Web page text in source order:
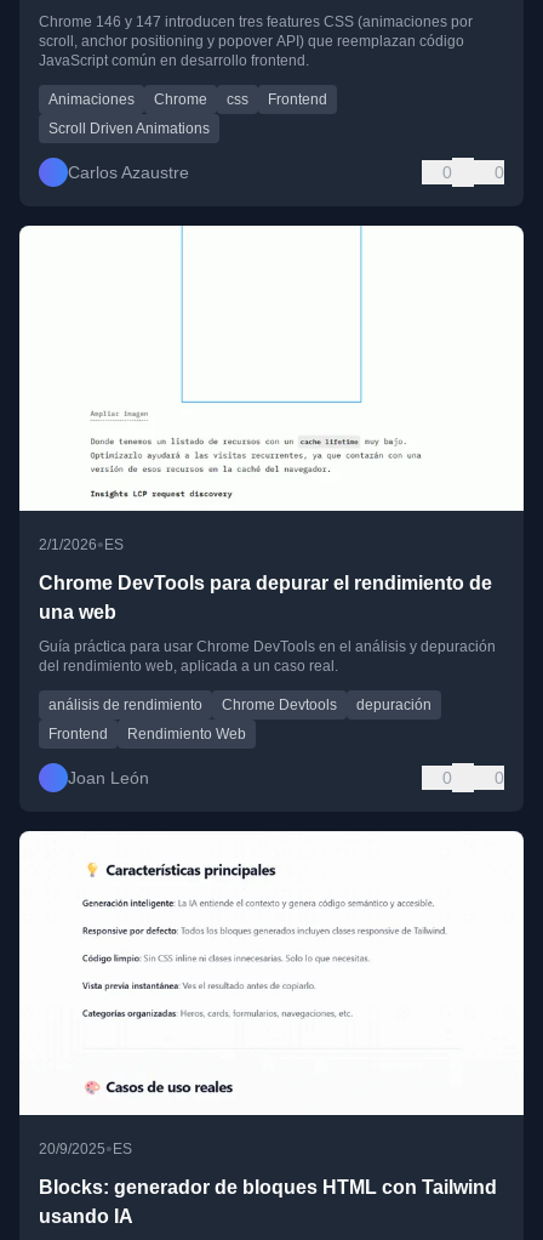
Chrome 146 y 147 introducen tres features CSS (animaciones por
scroll, anchor positioning y popover API) que reemplazan código
JavaScript común en desarrollo frontend.
Animaciones Chrome css
Frontend
Scroll Driven Animations
Carlos Azaustre 0 0
2/1/2026•ES
Chrome DevTools para depurar el rendimiento de
una web
Guía práctica para usar Chrome DevTools en el análisis y depuración
del rendimiento web, aplicada a un caso real.
análisis de rendimiento Chrome Devtools
depuración
Frontend
Rendimiento Web
Joan León 0 0
20/9/2025• ES
Blocks: generador de bloques HTML con Tailwind
usando IA